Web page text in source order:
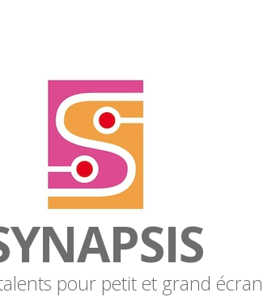
pour petit et grand écran